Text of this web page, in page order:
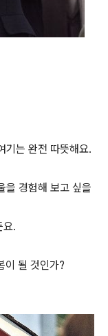
기는 완전 따뜻해요.
을 경험해 보고 싶을
요.
이 될 것인가?